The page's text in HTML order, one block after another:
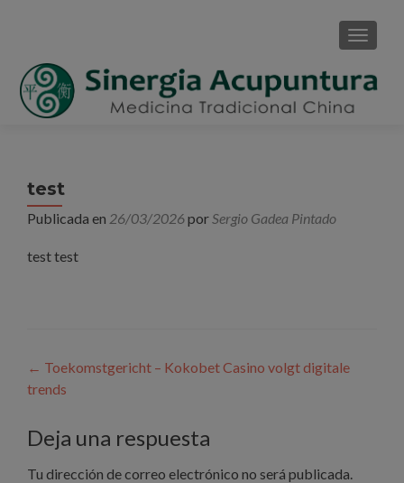
test
Publicada en 26/03/2026por Sergio Gadea Pintado
test test
Navegación de entradas
← Toekomstgericht – Kokobet Casino volgt digitale
trends
Deja una respuesta
Tu dirección de correo electrónico no será publicada.